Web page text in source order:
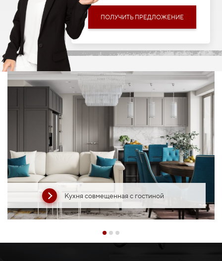
ПОЛУЧИТЬ ПРЕДЛОЖЕНИЕ
Кухня совмещенная с гостиной